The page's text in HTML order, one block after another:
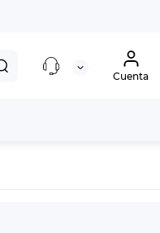
Cuenta